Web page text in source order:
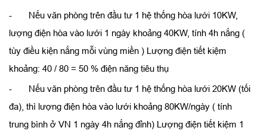
- Nếu văn phòng trên đầu tư 1 hệ thống hòa lưới 10KW,
lượng điện hòa vào lưới 1 ngày khoảng 40KW, tính 4h nắng (
tùy điều kiện nắng mỗi vùng miền ) Lượng điện tiết kiệm
khoảng: 40 / 80 = 50 % điện năng tiêu thụ
- Nếu văn phòng trên đầu tư 1 hệ thống hòa lưới 20KW (tối
đa), thì lượng điện hòa vào lưới khoảng 80KW/ngày ( tính
trung bình ở VN 1 ngày 4h nắng đỉnh) Lượng điện tiết kiệm 1